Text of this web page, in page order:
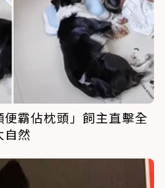
霸佔枕頭」飼主直擊全
自然